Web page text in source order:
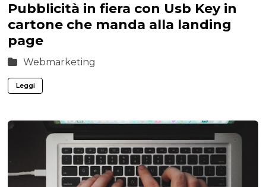
Pubblicità in fiera con Usb Key in
cartone che manda alla landing
page
Webmarketing
Leggi